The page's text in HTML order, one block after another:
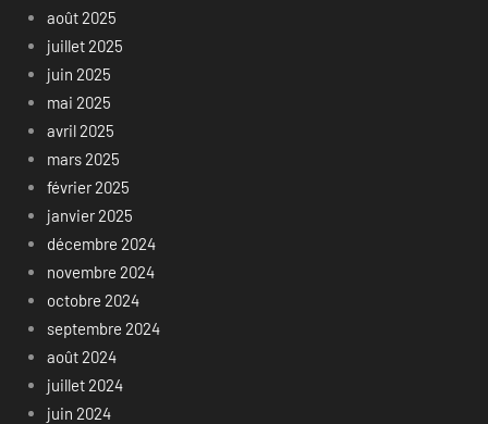
août 2025
juillet 2025
juin 2025
mai 2025
avril 2025
mars 2025
février 2025
janvier 2025
décembre 2024
novembre 2024
octobre 2024
septembre 2024
août 2024
juillet 2024
juin 2024